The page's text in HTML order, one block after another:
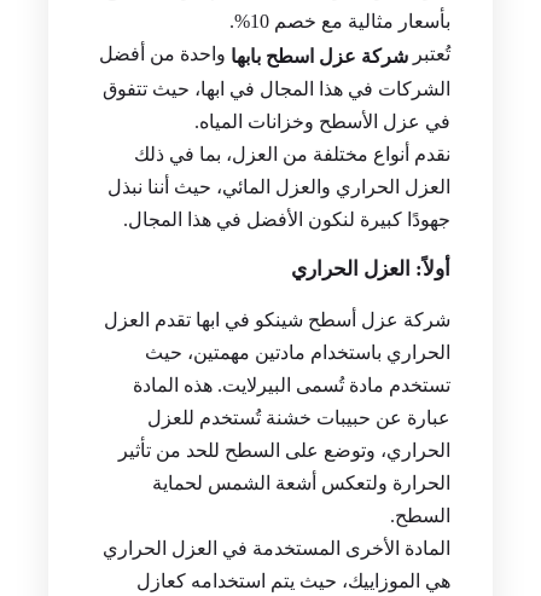
بأسعار مثالية مع خصم 10%.
تُعتبر شركة عزل اسطح بابها واحدة من أفضل
الشركات في هذا المجال في ابها، حيث تتفوق
في عزل الأسطح وخزانات المياه.
نقدم أنواع مختلفة من العزل، بما في ذلك
العزل الحراري والعزل المائي، حيث أننا نبذل
جهودًا كبيرة لنكون الأفضل في هذا المجال.
أولاً: العزل الحراري
شركة عزل أسطح شينكو في ابها تقدم العزل
الحراري باستخدام مادتين مهمتين، حيث
تستخدم مادة تُسمى البيرلايت. هذه المادة
عبارة عن حبيبات خشنة تُستخدم للعزل
الحراري، وتوضع على السطح للحد من تأثير
الحرارة ولتعكس أشعة الشمس لحماية
السطح.
المادة الأخرى المستخدمة في العزل الحراري
هي الموزاييك، حيث يتم استخدامه كعازل